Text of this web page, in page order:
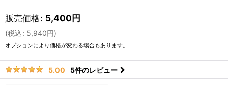
販売価格: 5,400円
(税込: 5,940円)
オプションにより価格が変わる場合もあります。
5.00 5件のレビュー